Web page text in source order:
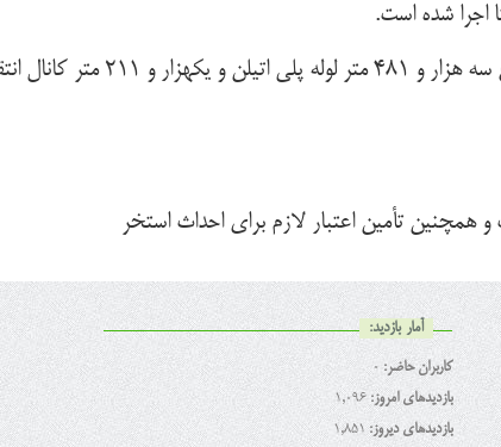
مهندس قاسمی با اشاره به اجرای کانال انتقال آب در روستای کرک شهرستان گرمسار گفت: از سال ۸۸ تا سال گذشته در مجموع سه هزار و ۴۸۱ متر لوله
همچنین تأمین اعتبار لازم برای احداث استخر
آمار بازدید:
کاربران حاضر: 0
بازدیدهای امروز:1,096
بازدیدهای دیروز:1,851